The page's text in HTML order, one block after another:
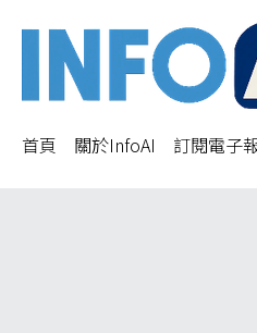
首頁 關於InfoAI 訂閱電子